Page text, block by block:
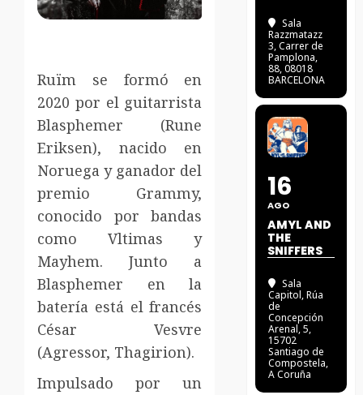
Ruïm se formó en
2020 por el guitarrista
Blasphemer (Rune
Eriksen), nacido en
Noruega y ganador del
premio Grammy,
conocido por bandas
como Vltimas y
Mayhem. Junto a
Blasphemer en la
batería está el francés
César Vesvre
(Agressor, Thagirion).
Impulsado por un
Sala
Razzmatazz
3, Carrer de
Pamplona,
88, 08018
BARCELONA
16
AGO
AMYL AND
THE
SNIFFERS
Sala
Capitol, Rúa
de
Concepción
Arenal, 5,
15702
Santiago de
Compostela,
A Coruña